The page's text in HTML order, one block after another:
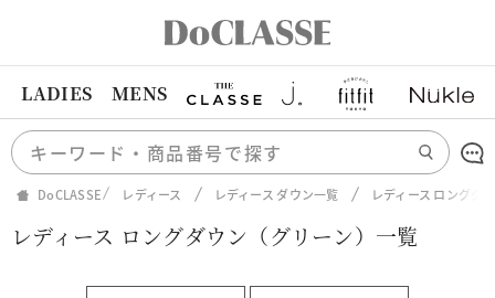
LADIES MENS
DoCLASSE レディース レディース ダウン一覧 レディース ロングダ
レディース ロングダウン（グリーン）一覧